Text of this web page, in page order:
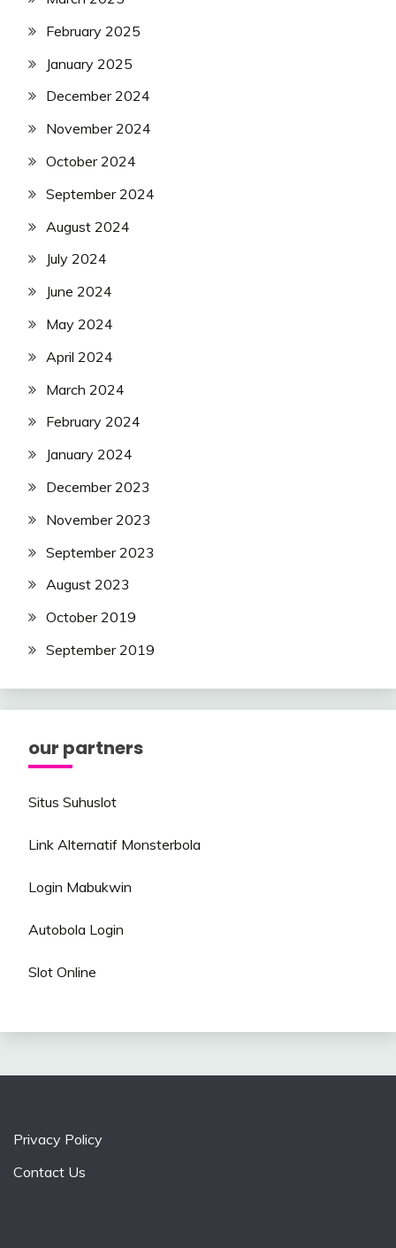
February 2025
January 2025
December 2024
November 2024
October 2024
September 2024
August 2024
July 2024
June 2024
May 2024
April 2024
March 2024
February 2024
January 2024
December 2023
November 2023
September 2023
August 2023
October 2019
September 2019
our partners
Situs Suhuslot
Link Alternatif Monsterbola
Login Mabukwin
Autobola Login
Slot Online
Privacy Policy
Contact Us